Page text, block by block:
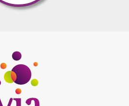
4,9/5
avis Google